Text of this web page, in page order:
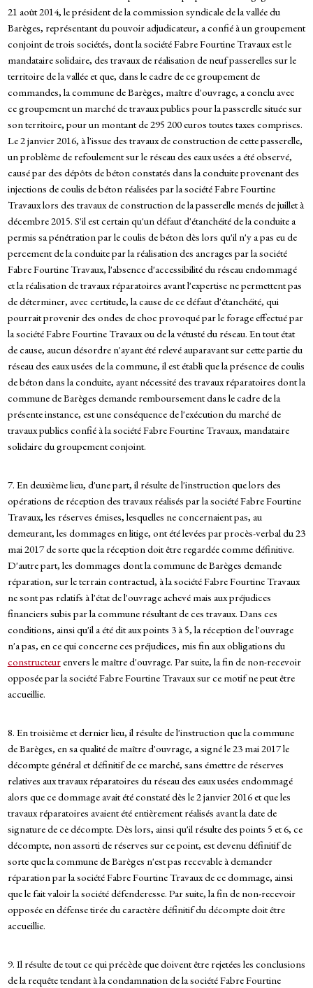
21 août 2014, le président de la commission syndicale de la vallée du
Barèges, représentant du pouvoir adjudicateur, a confié à un groupement
conjoint de trois sociétés, dont la société Fabre Fourtine Travaux est le
mandataire solidaire, des travaux de réalisation de neuf passerelles sur le
territoire de la vallée et que, dans le cadre de ce groupement de
commandes, la commune de Barèges, maître d'ouvrage, a conclu avec
ce groupement un marché de travaux publics pour la passerelle située sur
son territoire, pour un montant de 295 200 euros toutes taxes comprises.
Le 2 janvier 2016, à l'issue des travaux de construction de cette passerelle,
un problème de refoulement sur le réseau des eaux usées a été observé,
causé par des dépôts de béton constatés dans la conduite provenant des
injections de coulis de béton réalisées par la société Fabre Fourtine
Travaux lors des travaux de construction de la passerelle menés de juillet à
décembre 2015. S'il est certain qu'un défaut d'étanchéité de la conduite a
permis sa pénétration par le coulis de béton dès lors qu'il n'y a pas eu de
percement de la conduite par la réalisation des ancrages par la société
Fabre Fourtine Travaux, l'absence d'accessibilité du réseau endommagé
et la réalisation de travaux réparatoires avant l'expertise ne permettent pas
de déterminer, avec certitude, la cause de ce défaut d'étanchéité, qui
pourrait provenir des ondes de choc provoqué par le forage effectué par
la société Fabre Fourtine Travaux ou de la vétusté du réseau. En tout état
de cause, aucun désordre n'ayant été relevé auparavant sur cette partie du
réseau des eaux usées de la commune, il est établi que la présence de coulis
de béton dans la conduite, ayant nécessité des travaux réparatoires dont la
commune de Barèges demande remboursement dans le cadre de la
présente instance, est une conséquence de l'exécution du marché de
travaux publics confié à la société Fabre Fourtine Travaux, mandataire
solidaire du groupement conjoint.
7. En deuxième lieu, d'une part, il résulte de l'instruction que lors des
opérations de réception des travaux réalisés par la société Fabre Fourtine
Travaux, les réserves émises, lesquelles ne concernaient pas, au
demeurant, les dommages en litige, ont été levées par procès-verbal du 23
mai 2017 de sorte que la réception doit être regardée comme définitive.
D'autre part, les dommages dont la commune de Barèges demande
réparation, sur le terrain contractuel, à la société Fabre Fourtine Travaux
ne sont pas relatifs à l'état de l'ouvrage achevé mais aux préjudices
financiers subis par la commune résultant de ces travaux. Dans ces
conditions, ainsi qu'il a été dit aux points 3 à 5, la réception de l'ouvrage
n'a pas, en ce qui concerne ces préjudices, mis fin aux obligations du
constructeurenvers le maître d'ouvrage. Par suite, la fin de non-recevoir
opposée par la société Fabre Fourtine Travaux sur ce motif ne peut être
accueillie.
8. En troisième et dernier lieu, il résulte de l'instruction que la commune
de Barèges, en sa qualité de maître d'ouvrage, a signé le 23 mai 2017 le
décompte général et définitif de ce marché, sans émettre de réserves
relatives aux travaux réparatoires du réseau des eaux usées endommagé
alors que ce dommage avait été constaté dès le 2 janvier 2016 et que les
travaux réparatoires avaient été entièrement réalisés avant la date de
signature de ce décompte. Dès lors, ainsi qu'il résulte des points 5 et 6, ce
décompte, non assorti de réserves sur ce point, est devenu définitif de
sorte que la commune de Barèges n'est pas recevable à demander
réparation par la société Fabre Fourtine Travaux de ce dommage, ainsi
que le fait valoir la société défenderesse. Par suite, la fin de non-recevoir
opposée en défense tirée du caractère définitif du décompte doit être
accueillie.
9. Il résulte de tout ce qui précède que doivent être rejetées les conclusions
de la requête tendant à la condamnation de la société Fabre Fourtine